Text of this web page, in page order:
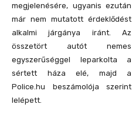
megjelenésére, ugyanis ezután
már nem mutatott érdeklődést
alkalmi járgánya iránt. Az
összetört autót nemes
egyszerűséggel leparkolta a
sértett háza elé, majd a
Police.hu beszámolója szerint
lelépett.